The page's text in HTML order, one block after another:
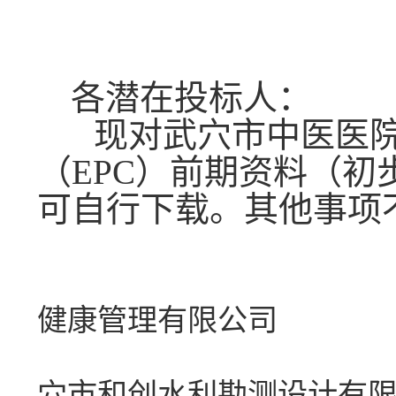
各潜在投标人：
现对武穴市中医医
（EPC） 前期资料（初
可自行下载。其他事项
健康管理有限公司